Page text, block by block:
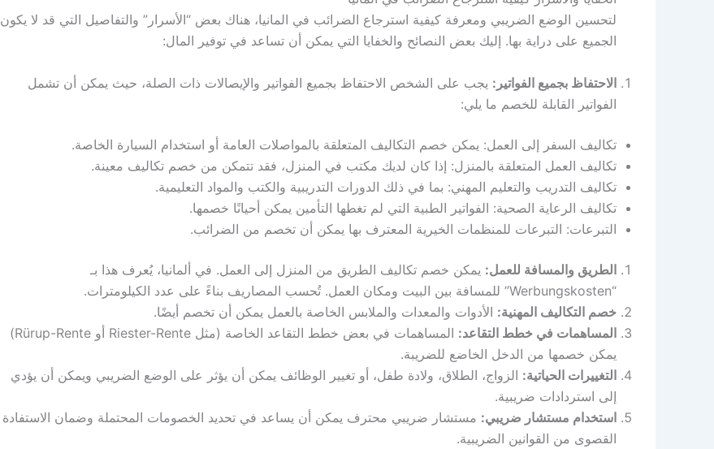
لتحسين الوضع الضريبي ومعرفة كيفية استرجاع الضرائب في المانيا، هناك بعض “الأسرار” والتفاصيل التي قد لا يكون
الجميع على دراية بها. إليك بعض النصائح والخفايا التي يمكن أن تساعد في توفير المال:
الاحتفاظ بجميع الفواتير: يجب على الشخص الاحتفاظ بجميع الفواتير والإيصالات ذات الصلة، حيث يمكن أن تشمل
الفواتير القابلة للخصم ما يلي:
تكاليف السفر إلى العمل: يمكن خصم التكاليف المتعلقة بالمواصلات العامة أو استخدام السيارة الخاصة.
تكاليف العمل المتعلقة بالمنزل: إذا كان لديك مكتب في المنزل، فقد تتمكن من خصم تكاليف معينة.
تكاليف التدريب والتعليم المهني: بما في ذلك الدورات التدريبية والكتب والمواد التعليمية.
تكاليف الرعاية الصحية: الفواتير الطبية التي لم تغطها التأمين يمكن أحيانًا خصمها.
التبرعات: التبرعات للمنظمات الخيرية المعترف بها يمكن أن تخصم من الضرائب.
الطريق والمسافة للعمل: يمكن خصم تكاليف الطريق من المنزل إلى العمل. في ألمانيا، يُعرف هذا بـ
“Werbungskosten” للمسافة بين البيت ومكان العمل. تُحسب المصاريف بناءً على عدد الكيلومترات.
خصم التكاليف المهنية: الأدوات والمعدات والملابس الخاصة بالعمل يمكن أن تخصم أيضًا.
المساهمات في خطط التقاعد:
المساهمات في بعض خطط التقاعد الخاصة (مثل Riester-Rente أو Rürup-Rente)
يمكن خصمها من الدخل الخاضع للضريبة.
التغييرات الحياتية: الزواج، الطلاق، ولادة طفل، أو تغيير الوظائف يمكن أن يؤثر على الوضع الضريبي ويمكن أن يؤدي
إلى استردادات ضريبية.
استخدام مستشار ضريبي: مستشار ضريبي محترف يمكن أن يساعد في تحديد الخصومات المحتملة وضمان الاستفادة
القصوى من القوانين الضريبية.